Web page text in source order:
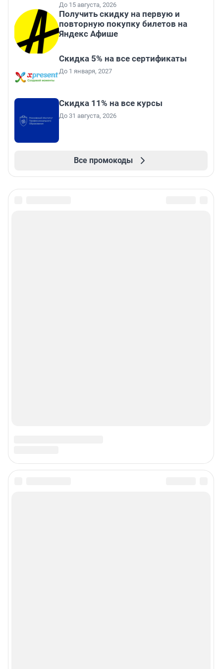
До 15 августа, 2026
Получить скидку на первую и
повторную покупку билетов на
Яндекс Афише
Скидка 5% на все сертификаты
До 1 января, 2027
Скидка 11% на все курсы
До 31 августа, 2026
Все промокоды